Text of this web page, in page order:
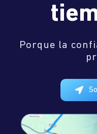
Porque la